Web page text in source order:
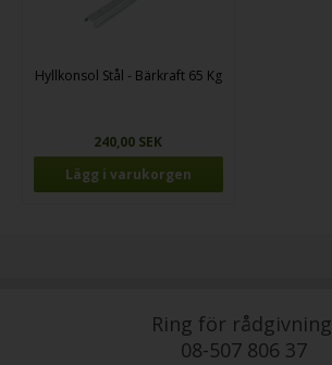
Hyllkonsol Stål - Bärkraft 65 Kg
240,00 SEK
Ring för rådgivning
08-507 806 37